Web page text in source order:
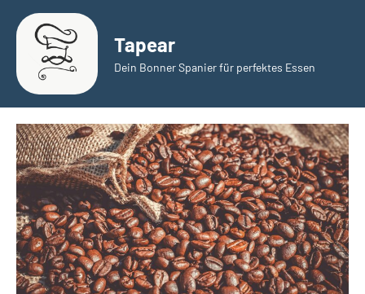
Inhalt
springen
Tapear
Dein Bonner Spanier für perfektes Essen